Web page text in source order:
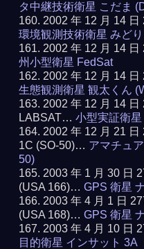
タ中継技術衛星 こだま
2002 年 12 月 14
環境観測技術衛星 みど
2002 年 12 月 14
州小型衛星 FedSat
2002 年 12 月 14
生態観測衛星 観太くん
2002 年 12 月 14
LABSAT…小型実証衛
2002 年 12 月 21
1C (SO-50)… アマチュ
50)
2003 年 1 月 30 日
(USA 166)…GPS 衛星
2003 年 4 月 1 日
(USA 168)…GPS 衛星
2003 年 4 月 10 日
目的衛星 インサット 3A